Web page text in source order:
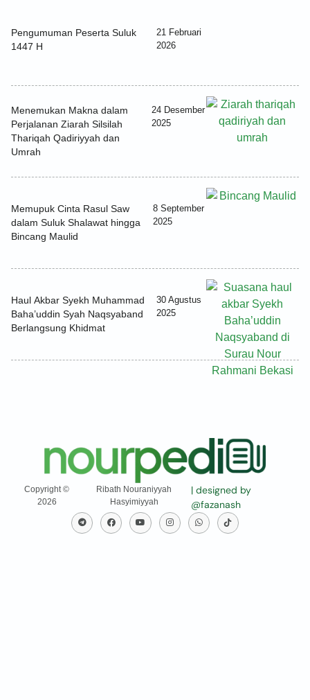
Pengumuman Peserta Suluk
1447 H
21 Februari
2026
Menemukan Makna dalam
Perjalanan Ziarah Silsilah
Thariqah Qadiriyyah dan
Umrah
24 Desember
2025
Memupuk Cinta Rasul Saw
dalam Suluk Shalawat hingga
Bincang Maulid
8 September
2025
Haul Akbar Syekh Muhammad
Baha’uddin Syah Naqsyaband
Berlangsung Khidmat
30 Agustus
2025
Copyright ©
2026
Ribath Nouraniyyah
Hasyimiyyah
| designed by
@fazanash